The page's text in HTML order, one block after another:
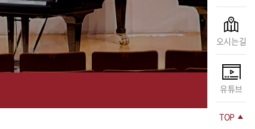
오시는길
유튜브
TOP